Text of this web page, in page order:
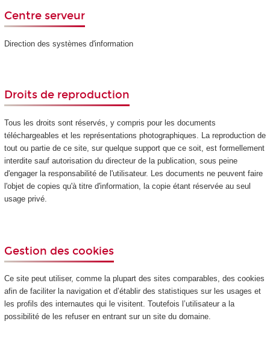
Centre serveur
Direction des systèmes d'information
Droits de reproduction
Tous les droits sont réservés, y compris pour les documents
téléchargeables et les représentations photographiques. La reproduction de
tout ou partie de ce site, sur quelque support que ce soit, est formellement
interdite sauf autorisation du directeur de la publication, sous peine
d'engager la responsabilité de l'utilisateur. Les documents ne peuvent faire
l'objet de copies qu'à titre d'information, la copie étant réservée au seul
usage privé.
Gestion des cookies
Ce site peut utiliser, comme la plupart des sites comparables, des cookies
afin de faciliter la navigation et d’établir des statistiques sur les usages et
les profils des internautes qui le visitent. Toutefois l’utilisateur a la
possibilité de les refuser en entrant sur un site du domaine.